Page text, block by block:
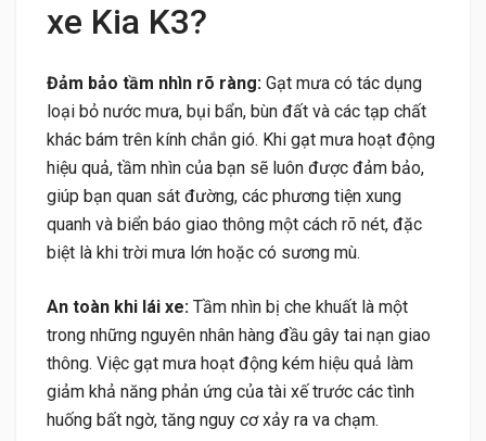
xe Kia K3?
Đảm bảo tầm nhìn rõ ràng: Gạt mưa có tác dụng
loại bỏ nước mưa, bụi bẩn, bùn đất và các tạp chất
khác bám trên kính chắn gió. Khi gạt mưa hoạt động
hiệu quả, tầm nhìn của bạn sẽ luôn được đảm bảo,
giúp bạn quan sát đường, các phương tiện xung
quanh và biển báo giao thông một cách rõ nét, đặc
biệt là khi trời mưa lớn hoặc có sương mù.
An toàn khi lái xe: Tầm nhìn bị che khuất là một
trong những nguyên nhân hàng đầu gây tai nạn giao
thông. Việc gạt mưa hoạt động kém hiệu quả làm
giảm khả năng phản ứng của tài xế trước các tình
huống bất ngờ, tăng nguy cơ xảy ra va chạm.